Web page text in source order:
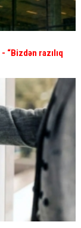
- “Bizdən razılıq